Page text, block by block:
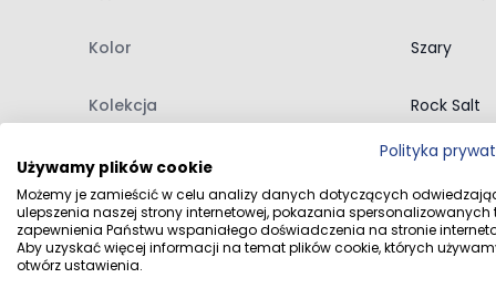
innymi śliskimi substancjami. Klasy
Zazwyczaj oznaczane jako "R" z liczbowym
miejsc o umiarkowanym ryzyku poślizgu, takich
kompromis między bezpieczeństwem a
Kolor Szary
Kolekcja Rock Salt
Dane producenta Florim
Dane dystrybutora MULTI-
Polityka
Używamy plików cookie
Możemy je zamieścić w celu analizy danych dotyczących
ulepszenia naszej strony internetowej, pokazania spersonalizowanych
zapewnienia Państwu wspaniałego doświadczenia na stronie
Aby uzyskać więcej informacji na temat plików cookie, których
otwórz ustawienia.